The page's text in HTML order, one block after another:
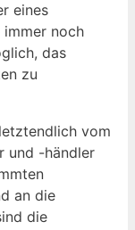
eines
noch
das
zu
vom
und -händler
an die
die